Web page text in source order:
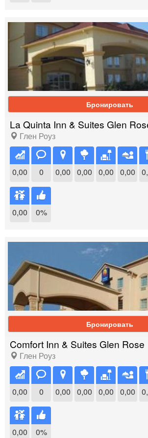
Бронировать
La Quinta Inn & Suites Glen
Глен Роуз
0,00 0 0,00 0,00 0,00 0,00
0,00 0%
Бронировать
Comfort Inn & Suites Glen Rose
Глен Роуз
0,00 0 0,00 0,00 0,00 0,00
0,00 0%